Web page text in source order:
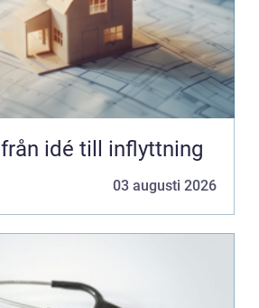
Bygga hus från idé till inflyttning
03 augusti 2026